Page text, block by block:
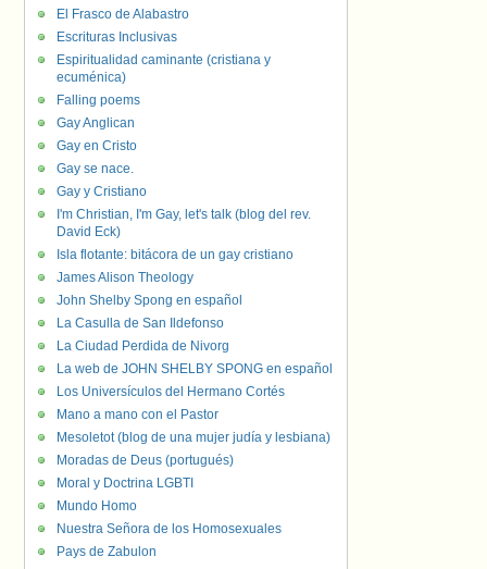
El Frasco de Alabastro
Escrituras Inclusivas
Espiritualidad caminante (cristiana y
ecuménica)
Falling poems
Gay Anglican
Gay en Cristo
Gay se nace.
Gay y Cristiano
I'm Christian, I'm Gay, let's talk (blog del rev.
David Eck)
Isla flotante: bitácora de un gay cristiano
James Alison Theology
John Shelby Spong en español
La Casulla de San Ildefonso
La Ciudad Perdida de Nivorg
La web de JOHN SHELBY SPONG en español
Los Universículos del Hermano Cortés
Mano a mano con el Pastor
Mesoletot (blog de una mujer judía y lesbiana)
Moradas de Deus (portugués)
Moral y Doctrina LGBTI
Mundo Homo
Nuestra Señora de los Homosexuales
Pays de Zabulon